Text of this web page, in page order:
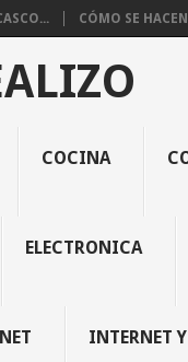
CÓMO SE
COCINA
ELECTRONICA
INTERNET